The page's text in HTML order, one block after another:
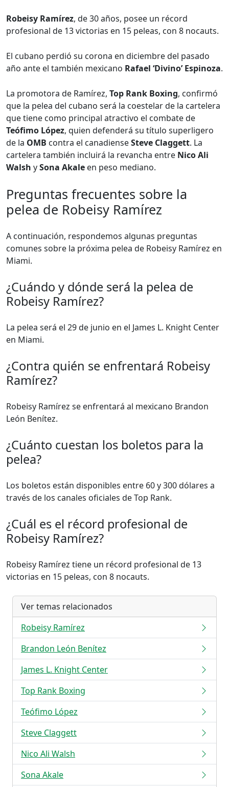
Robeisy Ramírez, de 30 años, posee un récord
profesional de 13 victorias en 15 peleas, con 8 nocauts.
El cubano perdió su corona en diciembre del pasado
año ante el también mexicano Rafael ‘Divino’ Espinoza.
La promotora de Ramírez, Top Rank Boxing, confirmó
que la pelea del cubano será la coestelar de la cartelera
que tiene como principal atractivo el combate de
Teófimo López, quien defenderá su título superligero
de la OMB contra el canadienseSteve Claggett. La
cartelera también incluirá la revancha entre Nico Ali
Walsh ySona Akale en peso mediano.
Preguntas frecuentes sobre la
pelea de Robeisy Ramírez
A continuación, respondemos algunas preguntas
comunes sobre la próxima pelea de Robeisy Ramírez en
Miami.
¿Cuándo y dónde será la pelea de
Robeisy Ramírez?
La pelea será el 29 de junio en el James L. Knight Center
en Miami.
¿Contra quién se enfrentará Robeisy
Ramírez?
Robeisy Ramírez se enfrentará al mexicano Brandon
León Benítez.
¿Cuánto cuestan los boletos para la
pelea?
Los boletos están disponibles entre 60 y 300 dólares a
través de los canales oficiales de Top Rank.
¿Cuál es el récord profesional de
Robeisy Ramírez?
Robeisy Ramírez tiene un récord profesional de 13
victorias en 15 peleas, con 8 nocauts.
Ver temas relacionados
Robeisy Ramírez
Brandon León Benítez
James L. Knight Center
Top Rank Boxing
Teófimo López
Steve Claggett
Nico Ali Walsh
Sona Akale